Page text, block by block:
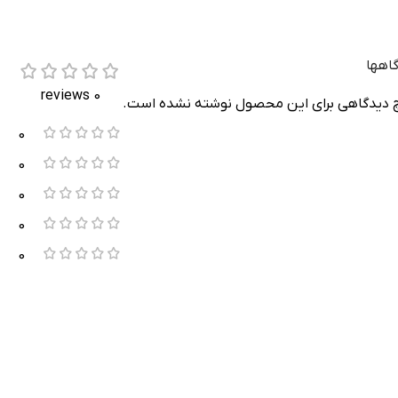
0 reviews
0
0
0
0
0
دیدگاهی برای این محصول نوشته نشده است.